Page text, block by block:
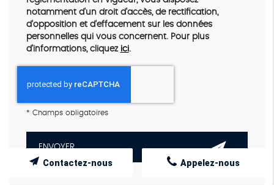
notamment d'un droit d'accès, de rectification,
d'opposition et d'effacement sur les données
personnelles qui vous concernent. Pour plus
d’informations, cliquez ici.
* Champs obligatoires
Appelez-nous
Contactez-nous